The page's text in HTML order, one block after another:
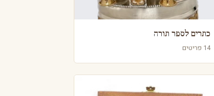
כתרים לספר תורה
14 פריטים